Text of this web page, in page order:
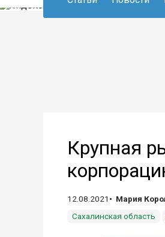
Крупная
12.08.2021
Мария
Сахалинская область